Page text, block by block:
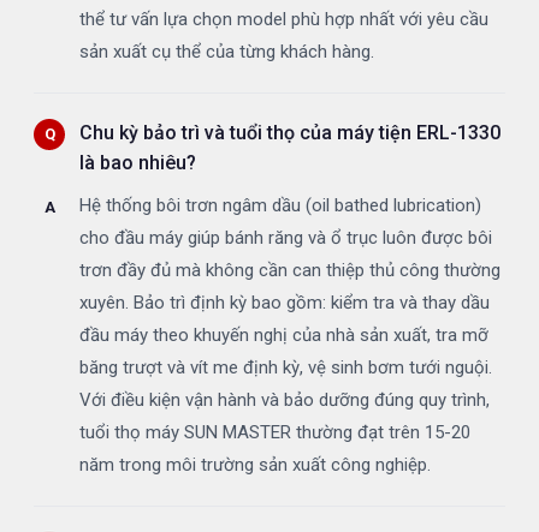
thể tư vấn lựa chọn model phù hợp nhất với yêu cầu
sản xuất cụ thể của từng khách hàng.
Chu kỳ bảo trì và tuổi thọ của máy tiện ERL-1330
là bao nhiêu?
Hệ thống bôi trơn ngâm dầu (oil bathed lubrication)
cho đầu máy giúp bánh răng và ổ trục luôn được bôi
trơn đầy đủ mà không cần can thiệp thủ công thường
xuyên. Bảo trì định kỳ bao gồm: kiểm tra và thay dầu
đầu máy theo khuyến nghị của nhà sản xuất, tra mỡ
băng trượt và vít me định kỳ, vệ sinh bơm tưới nguội.
Với điều kiện vận hành và bảo dưỡng đúng quy trình,
tuổi thọ máy SUN MASTER thường đạt trên 15-20
năm trong môi trường sản xuất công nghiệp.